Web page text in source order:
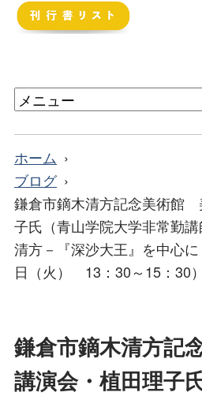
ホーム
ブログ
鎌倉市鏑木清方記念美術館
子氏（青山学院大学非常勤
清方－『深沙大王』を中心
日（火） 13：30～15：30）
鎌倉市鏑木清方記
講演会・植田理子